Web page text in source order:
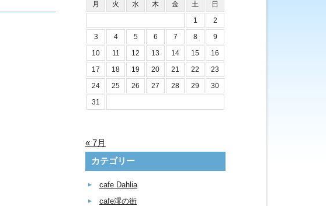
月 火 水 木 金 土
日
1
2
3
4 5 6 7 8
9
10
11 12 13 14 15
16
17
18 19 20 21 22
23
24
25 26 27 28 29
30
31
« 7月
カテゴリー
cafe Dahlia
cafe澪の街